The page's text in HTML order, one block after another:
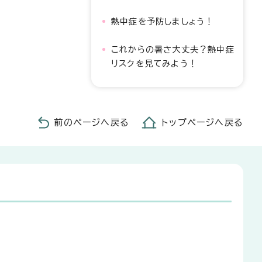
熱中症を予防しましょう！
これからの暑さ大丈夫？熱中症
リスクを見てみよう！
前のページへ戻る トップページへ戻る